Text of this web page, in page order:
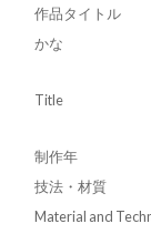
作品タイトル
かな
Title
制作年
技法・材質
Material and